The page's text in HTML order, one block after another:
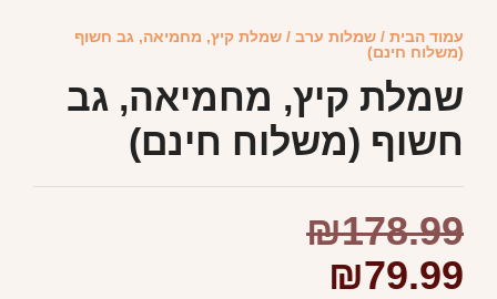
עמוד הבית / שמלות ערב / שמלת קיץ, מחמיאה, גב חשוף
(משלוח חינם)
שמלת קיץ, מחמיאה, גב
חשוף (משלוח חינם)
₪178.99
₪79.99